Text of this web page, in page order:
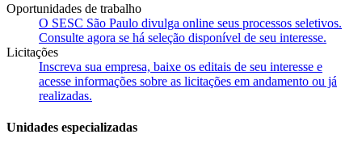
Oportunidades de trabalho
O SESC São Paulo divulga online seus processos seletivos.
Consulte agora se há seleção disponível de seu interesse.
Licitações
Inscreva sua empresa, baixe os editais de seu interesse e
acesse informações sobre as licitações em andamento ou já
realizadas.
Unidades especializadas